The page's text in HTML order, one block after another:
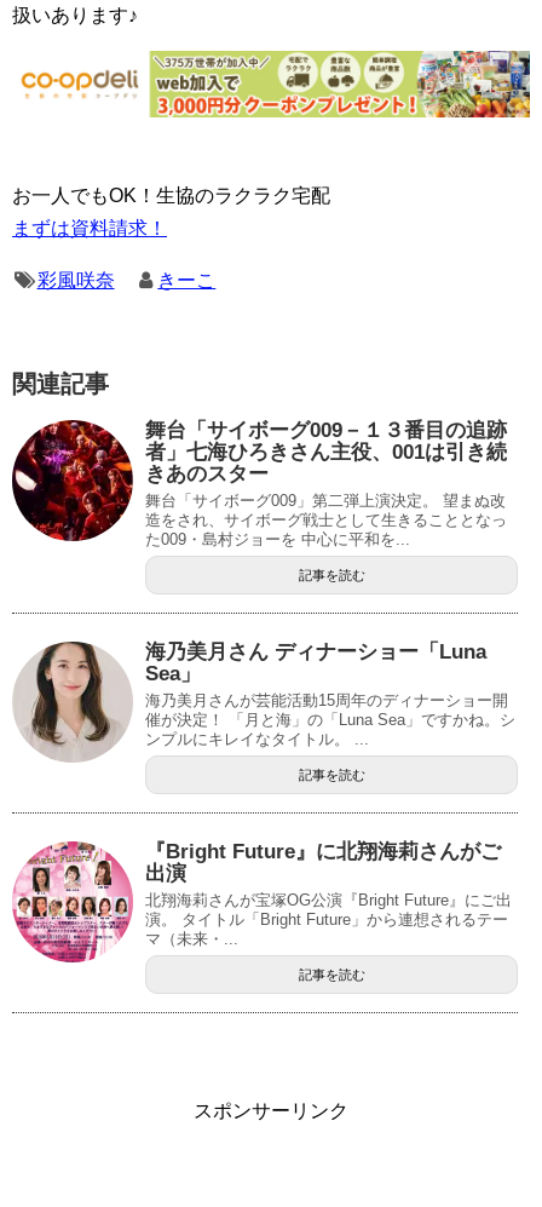
扱いあります♪
お一人でもOK！生協のラクラク宅配
まずは資料請求！
彩風咲奈 きーこ
関連記事
舞台「サイボーグ009－１３番目の追跡
者」七海ひろきさん主役、001は引き続
きあのスター
舞台「サイボーグ009」第二弾上演決定。 望まぬ改
造をされ、サイボーグ戦士として生きることとなっ
た009・島村ジョーを 中心に平和を...
記事を読む
海乃美月さん ディナーショー「Luna
Sea」
海乃美月さんが芸能活動15周年のディナーショー開
催が決定！ 「月と海」の「Luna Sea」ですかね。シ
ンプルにキレイなタイトル。 ...
記事を読む
『Bright Future』に北翔海莉さんがご
出演
北翔海莉さんが宝塚OG公演『Bright Future』にご出
演。 タイトル「Bright Future」から連想されるテー
マ（未来・...
記事を読む
スポンサーリンク